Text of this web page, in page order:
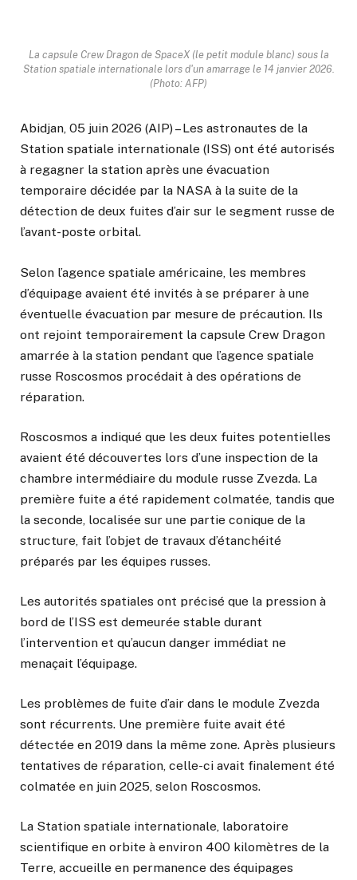
La capsule Crew Dragon de SpaceX (le petit module blanc) sous la
Station spatiale internationale lors d'un amarrage le 14 janvier 2026.
(Photo: AFP)
Abidjan, 05 juin 2026 (AIP) – Les astronautes de la
Station spatiale internationale (ISS) ont été autorisés
à regagner la station après une évacuation
temporaire décidée par la NASA à la suite de la
détection de deux fuites d’air sur le segment russe de
l’avant-poste orbital.
Selon l’agence spatiale américaine, les membres
d’équipage avaient été invités à se préparer à une
éventuelle évacuation par mesure de précaution. Ils
ont rejoint temporairement la capsule Crew Dragon
amarrée à la station pendant que l’agence spatiale
russe Roscosmos procédait à des opérations de
réparation.
Roscosmos a indiqué que les deux fuites potentielles
avaient été découvertes lors d’une inspection de la
chambre intermédiaire du module russe Zvezda. La
première fuite a été rapidement colmatée, tandis que
la seconde, localisée sur une partie conique de la
structure, fait l’objet de travaux d’étanchéité
préparés par les équipes russes.
Les autorités spatiales ont précisé que la pression à
bord de l’ISS est demeurée stable durant
l’intervention et qu’aucun danger immédiat ne
menaçait l’équipage.
Les problèmes de fuite d’air dans le module Zvezda
sont récurrents. Une première fuite avait été
détectée en 2019 dans la même zone. Après plusieurs
tentatives de réparation, celle-ci avait finalement été
colmatée en juin 2025, selon Roscosmos.
La Station spatiale internationale, laboratoire
scientifique en orbite à environ 400 kilomètres de la
Terre, accueille en permanence des équipages